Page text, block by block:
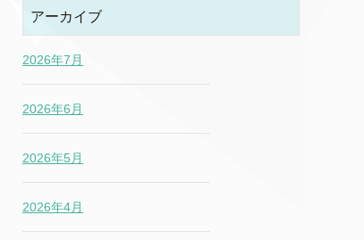
アーカイブ
2026年7月
2026年6月
2026年5月
2026年4月